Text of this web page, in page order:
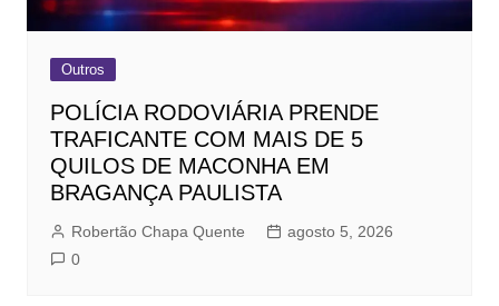
Outros
POLÍCIA RODOVIÁRIA PRENDE
TRAFICANTE COM MAIS DE 5
QUILOS DE MACONHA EM
BRAGANÇA PAULISTA
Robertão Chapa Quente
agosto 5, 2026
0